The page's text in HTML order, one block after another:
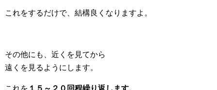
これをするだけで、結構良くなりますよ。
その他にも、近くを見てから
遠くを見るようにします。
これを １５～２０回程繰り返します。